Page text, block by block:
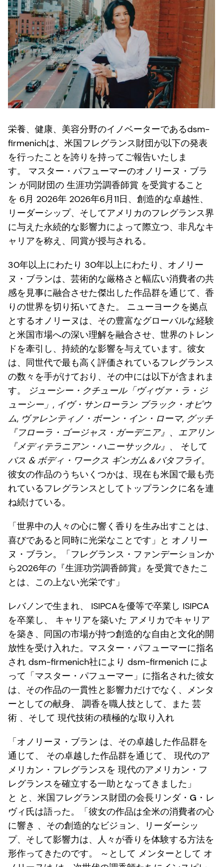
栄養、健康、美容分野のイノベーターであるdsm-
firmenichは、米国フレグランス財団が以下の発表
を行ったことを誇りを持ってご報告いたしま
す。 マスター・パフューマーのオノリーヌ・ブラ
ン が同財団の 生涯功労調香師賞 を受賞すること
を 6月 2026年 2026年6月11日、創造的な卓越性、
リーダーシップ、そしてアメリカのフレグランス界
に与えた永続的な影響力によって際立つ、非凡なキ
ャリアを称え、同賞が授与される。
30年以上にわたり 30年以上にわたり、オノリー
ヌ・ブランは、芸術的な厳格さと幅広い消費者の共
感を見事に融合させた傑出した作品群を通じて、香
りの世界を切り拓いてきた。 ニューヨークを拠点
とするオノリーヌは、その豊富なグローバルな経験
と米国市場への深い理解を融合させ、世界のトレン
ドを牽引し、持続的な影響を与えています。彼女
は、同世代で最も高く評価されているフレグランス
の数々を手がけており、その中には以下が含まれま
す。
ジューシー・クチュール「ヴィヴァ・ラ・ジ
ューシー」 , イヴ・サンローラン ブラック・オピウ
ム, ヴァレンティノ・ボーン・イン・ローマ, グッチ
『フローラ・ゴージャス・ガーデニア』、エアリン
『メディテラニアン・ハニーサックル』、 そして
バス & ボディ・ワークス ギンガム＆バタフライ。
彼女の作品のうちいくつかは、現在も米国で最も売
れているフレグランスとしてトップランクに名を連
ね続けている。
「世界中の人々の心に響く香りを生み出すことは、
喜びであると同時に光栄なことです」と オノリー
ヌ・ブラン。「フレグランス・ファンデーションか
ら2026年の『生涯功労調香師賞』を受賞できたこ
とは、この上ない光栄です」
レバノンで生まれ、 ISIPCAを優等で卒業し ISIPCA
を卒業し、 キャリアを築いた アメリカでキャリア
を築き、同国の市場が持つ創造的な自由と文化的開
放性を受け入れた。マスター・パフューマーに指名
され dsm-firmenich社により dsm-firmenich によ
って「マスター・パフューマー」に指名された彼女
は、その作品の一貫性と影響力だけでなく、メンタ
ーとしての献身、 調香を職人技として、また 芸
術 、そして 現代技術の積極的な取り入れ
「オノリーヌ・ブラン は、その卓越した作品群を
通じて、 その卓越した作品群を通じて、 現代のア
メリカン・フレグランスを 現代のアメリカン・フ
レグランスを確立する一助となってきました」
と と、米国フレグランス財団の会長リンダ・G・レ
ヴィ氏は語った。「彼女の作品は全米の消費者の心
に響き 、その創造的なビジョン、リーダーシッ
プ、そして影響力は、人々が香りを体験する方法を
形作ってきたのです。 ～として メンターとして オ